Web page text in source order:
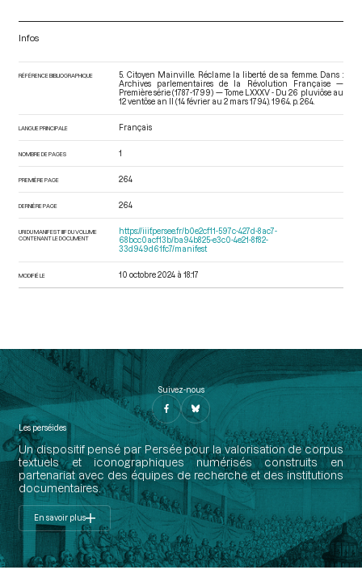
Infos
RÉFÉRENCE BIBLIOGRAPHIQUE
5. Citoyen Mainville. Réclame la liberté de sa femme. Dans :
Archives parlementaires de la Révolution Française —
Première série (1787-1799) — Tome LXXXV - Du 26 pluviôse au
12 ventôse an II (14 février au 2 mars 1794) . 1964. p. 264.
LANGUE PRINCIPALE Français
NOMBRE DE PAGES 1
PREMIÈRE PAGE 264
DERNIÈRE PAGE 264
URI DU MANIFEST IIIF DU VOLUME
CONTENANT LE DOCUMENT
https://iiif.persee.fr/b0e2cf11-597c-427d-8ac7-
68bcc0acf13b/ba94b825-e3c0-4e21-8f82-
33d949d61fc7/manifest
MODIFIÉ LE 10 octobre 2024 à 18:17
Suivez-nous
Les perséides
Un dispositif pensé par Persée pour la valorisation de corpus
textuels et iconographiques numérisés construits en
partenariat avec des équipes de recherche et des institutions
documentaires.
En savoir plus